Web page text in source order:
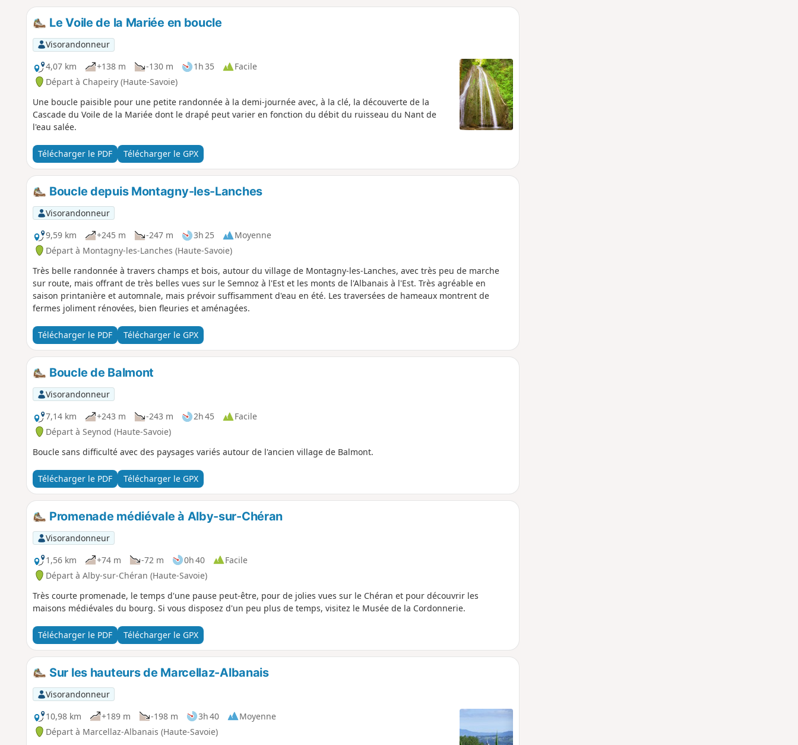
Le Voile de la Mariée en boucle
Visorandonneur
4,07 km
+138 m -130 m 1h 35
Facile
Départ à Chapeiry (Haute-Savoie)
Une boucle paisible pour une petite randonnée à la demi-journée avec, à la clé, la découverte de la
Cascade du Voile de la Mariée dont le drapé peut varier en fonction du débit du ruisseau du Nant de
l'eau salée.
Télécharger le PDF Télécharger le GPX
Boucle depuis Montagny-les-Lanches
Visorandonneur
9,59 km
+245 m -247 m 3h 25
Moyenne
Départ à Montagny-les-Lanches (Haute-Savoie)
Très belle randonnée à travers champs et bois, autour du village de Montagny-les-Lanches, avec très peu de marche
sur route, mais offrant de très belles vues sur le Semnoz à l'Est et les monts de l'Albanais à l'Est. Très agréable en
saison printanière et automnale, mais prévoir suffisamment d'eau en été. Les traversées de hameaux montrent de
fermes joliment rénovées, bien fleuries et aménagées.
Télécharger le PDF Télécharger le GPX
Boucle de Balmont
Visorandonneur
7,14 km
+243 m -243 m 2h 45
Facile
Départ à Seynod (Haute-Savoie)
Boucle sans difficulté avec des paysages variés autour de l'ancien village de Balmont.
Télécharger le PDF Télécharger le GPX
Promenade médiévale à Alby-sur-Chéran
Visorandonneur
1,56 km
+74 m -72 m 0h 40
Facile
Départ à Alby-sur-Chéran (Haute-Savoie)
Très courte promenade, le temps d'une pause peut-être, pour de jolies vues sur le Chéran et pour découvrir les
maisons médiévales du bourg. Si vous disposez d'un peu plus de temps, visitez le Musée de la Cordonnerie.
Télécharger le PDF Télécharger le GPX
Sur les hauteurs de Marcellaz-Albanais
Visorandonneur
10,98 km
+189 m -198 m 3h 40
Moyenne
Départ à Marcellaz-Albanais (Haute-Savoie)